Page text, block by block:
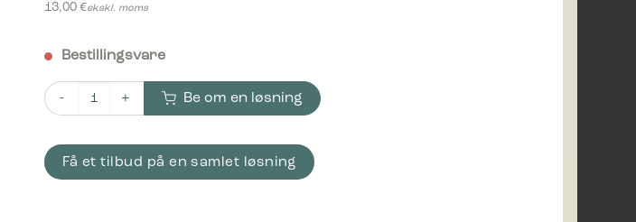
13,00 €ekskl. moms
Bestillingsvare
Piktogram Myk plast 12x12 cm Magnetisk Svart antall
Be om en løsning
Få et tilbud på en samlet løsning